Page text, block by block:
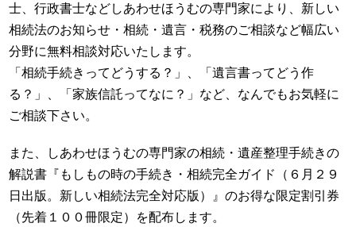
士、行政書士などしあわせほうむの専門家により、新しい
相続法のお知らせ・相続・遺言・税務のご相談など幅広い
分野に無料相談対応いたします。
「相続手続きってどうする？」、「遺言書ってどう作
る？」、「家族信託ってなに？」など、なんでもお気軽に
ご相談下さい。
また、しあわせほうむの専門家の相続・遺産整理手続きの
解説書『もしもの時の手続き・相続完全ガイド（６月２９
日出版。新しい相続法完全対応版）』のお得な限定割引券
（先着１００冊限定）を配布します。